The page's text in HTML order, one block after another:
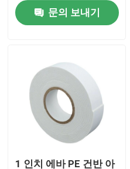
크라프트 지 접착 테이프
PVC 접착 테이프
봅프 테이프 대형롤
섬유 유리 접착 테이프
문의 보내기
1 인치 에바 PE 건반 아